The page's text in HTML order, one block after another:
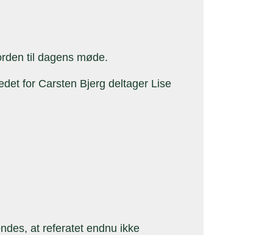
til dagens møde.
for Carsten Bjerg deltager Lise
at referatet endnu ikke